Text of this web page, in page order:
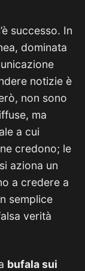
successo. In
dominata
notizie è
non sono
ma
a cui
credono; le
aziona un
a credere a
semplice
verità
bufala sui